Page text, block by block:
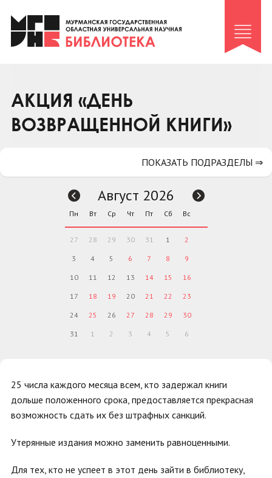
Клуб «Гиря и сельдерей»
Клуб «Семейный архив»
Коллегам
Контакты
АКЦИЯ «ДЕНЬ
ВОЗВРАЩЕННОЙ КНИГИ»
25 числа каждого месяца всем, кто задержал книги
дольше положенного срока, предоставляется прекрасная
возможность сдать их без штрафных санкций.
Утерянные издания можно заменить равноценными.
Для тех, кто не успеет в этот день зайти в библиотеку,
ПОКАЗАТЬ ПОДРАЗДЕЛЫ ⇒
Август 2026
Пн Вт Ср Чт Пт Сб Вс
27 28 29 30 31 1 2
3 4 5 6 7 8 9
10 11 12 13 14 15 16
17 18 19 20 21 22 23
24 25 26 27 28 29 30
31 1 2 3 4 5 6